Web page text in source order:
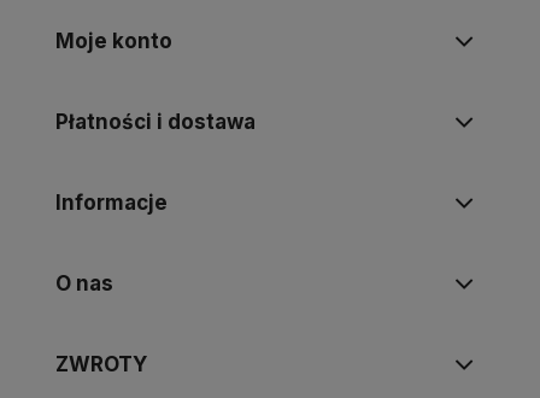
Moje konto
Płatności i dostawa
Informacje
O nas
ZWROTY